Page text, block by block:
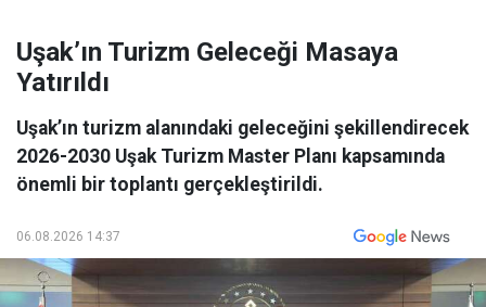
Uşak’ın Turizm Geleceği Masaya
Yatırıldı
Uşak’ın turizm alanındaki geleceğini şekillendirecek
2026-2030 Uşak Turizm Master Planı kapsamında
önemli bir toplantı gerçekleştirildi.
06.08.2026 14:37